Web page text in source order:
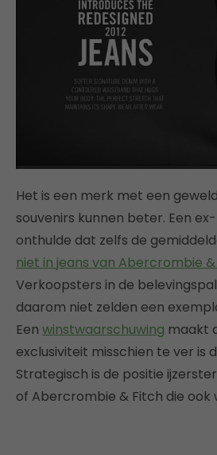
Het is een merk met een
souvenirs kunnen beter. Een
onthulde dat zelfs de
niet in jeans van Abercrombie
Verkoopsters in de
daarom niet zelden een
Een winstwaarschuwing maakt
exclusiviteit misschien te ver is
Strategisch is de positie
of Abercrombie & Fitch die